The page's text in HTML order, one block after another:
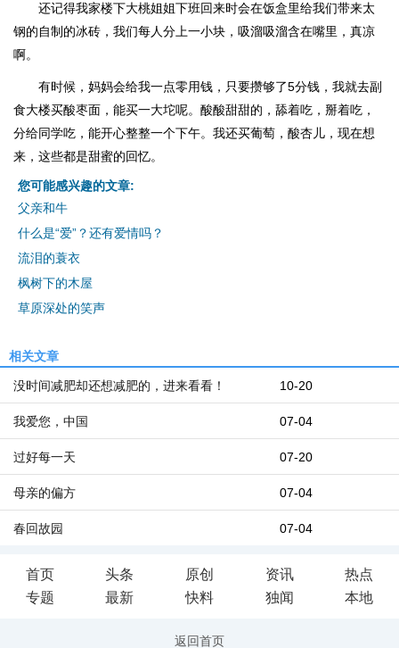
还记得我家楼下大桃姐姐下班回来时会在饭盒里给我们带来太
钢的自制的冰砖，我们每人分上一小块，吸溜吸溜含在嘴里，真凉
啊。
有时候，妈妈会给我一点零用钱，只要攒够了5分钱，我就去副
食大楼买酸枣面，能买一大坨呢。酸酸甜甜的，舔着吃，掰着吃，
分给同学吃，能开心整整一个下午。我还买葡萄，酸杏儿，现在想
来，这些都是甜蜜的回忆。
您可能感兴趣的文章:
父亲和牛
什么是“爱”？还有爱情吗？
流泪的蓑衣
枫树下的木屋
草原深处的笑声
相关文章
10-20
没时间减肥却还想减肥的，进来看看！
07-04
我爱您，中国
07-20
过好每一天
07-04
母亲的偏方
07-04
春回故园
首页 头条 原创 资讯
热点
专题
最新 快料 独闻 本地
返回首页